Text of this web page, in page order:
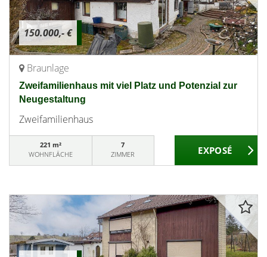
150.000,- €
Braunlage
Zweifamilienhaus mit viel Platz und Potenzial zur
Neugestaltung
Zweifamilienhaus
221 m²
WOHNFLÄCHE
7
ZIMMER